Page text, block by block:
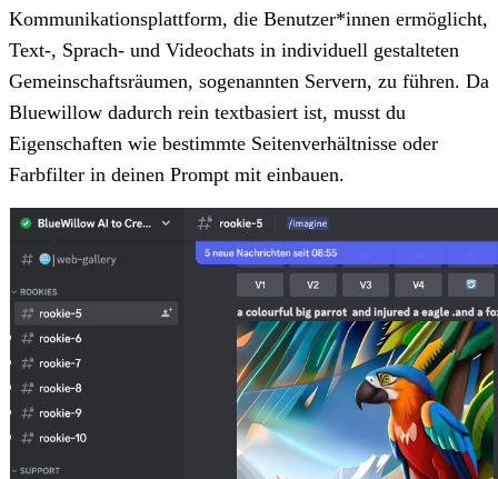
Kommunikationsplattform, die Benutzer*innen ermöglicht,
Text-, Sprach- und Videochats in individuell gestalteten
Gemeinschaftsräumen, sogenannten Servern, zu führen. Da
Bluewillow dadurch rein textbasiert ist, musst du
Eigenschaften wie bestimmte Seitenverhältnisse oder
Farbfilter in deinen Prompt mit einbauen.